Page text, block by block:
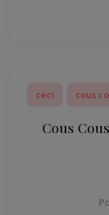
ceci cous
Cous